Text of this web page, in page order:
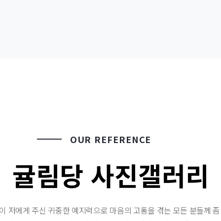
OUR REFERENCE
귤림당 사진갤러리
저에게 주신 귀중한 예지력으로 마음의 고통을 겪는 모든 분들께